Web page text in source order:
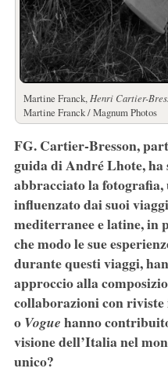
Martine Franck, Henri Cartier-
Martine Franck / Magnum Photos
FG. Cartier-Bresson,
guida di André Lhote, ha
abbracciato la
influenzato dai suoi
mediterranee e latine,
che modo le sue
durante questi viaggi,
approccio alla
collaborazioni con
o Vogue hanno
visione dell’Italia nel
unico?